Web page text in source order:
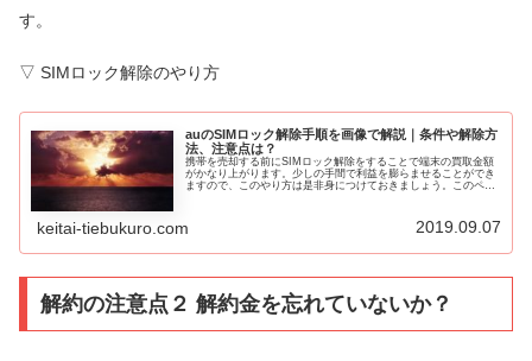
す。
▽ SIMロック解除のやり方
auのSIMロック解除手順を画像で解説｜条件や解除方
法、注意点は？
携帯を売却する前にSIMロック解除をすることで端末の買取金額
がかなり上がります。少しの手間で利益を膨らませることができ
ますので、このやり方は是非身につけておきましょう。このペー
keitai-tiebukuro.com 2019.09.07
解約の注意点２ 解約金を忘れていないか？